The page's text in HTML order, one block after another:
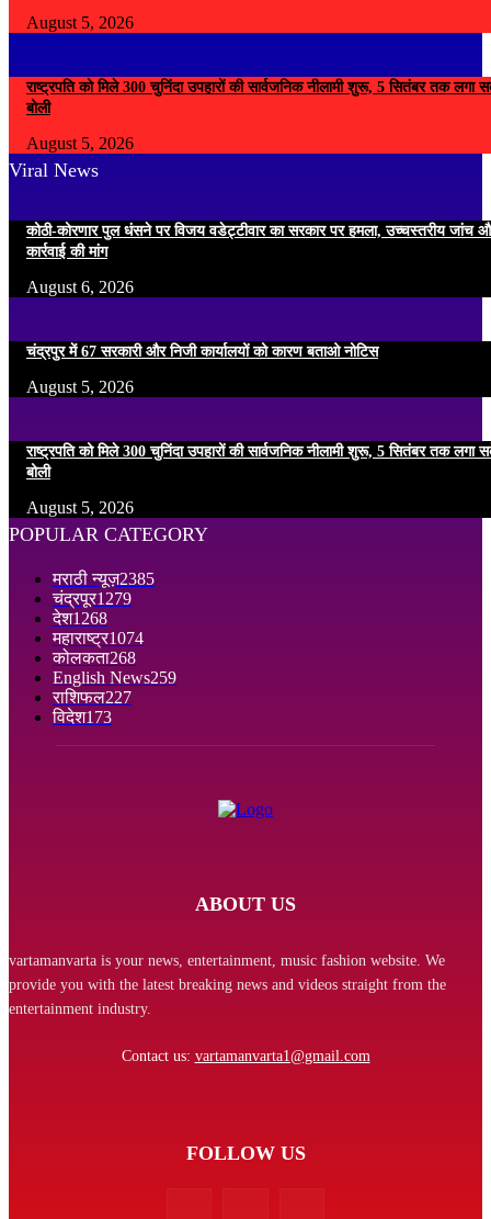
August 5, 2026
राष्ट्रपति को मिले 300 चुनिंदा उपहारों की सार्वजनिक नीलामी शुरू, 5 सितंबर तक लगा
बोली
August 5, 2026
Viral News
कोठी-कोरणार पुल धंसने पर विजय वडेट्टीवार का सरकार पर हमला, उच्चस्तरीय जांच
कार्रवाई की मांग
August 6, 2026
चंद्रपुर में 67 सरकारी और निजी कार्यालयों को कारण बताओ नोटिस
August 5, 2026
राष्ट्रपति को मिले 300 चुनिंदा उपहारों की सार्वजनिक नीलामी शुरू, 5 सितंबर तक लगा
बोली
August 5, 2026
POPULAR CATEGORY
मराठी न्यूज़2385
चंद्रपूर1279
देश1268
महाराष्ट्र1074
कोलकता268
English News259
राशिफल227
विदेश173
ABOUT US
vartamanvarta is your news, entertainment, music fashion website. We
provide you with the latest breaking news and videos straight from the
entertainment industry.
Contact us: vartamanvarta1@gmail.com
FOLLOW US